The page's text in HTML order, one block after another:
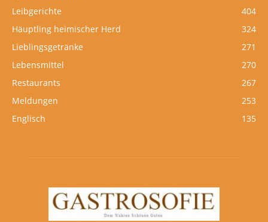
Leibgerichte
404
Häuptling heimischer Herd
324
Lieblingsgetränke
271
Lebensmittel
270
Restaurants
267
Meldungen
253
Englisch
135